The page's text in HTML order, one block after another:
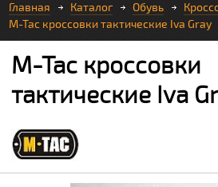
Главная Каталог Обувь
M-Tac кроссовки тактические Iva Gray
M-Tac кроссовки
тактические Iva